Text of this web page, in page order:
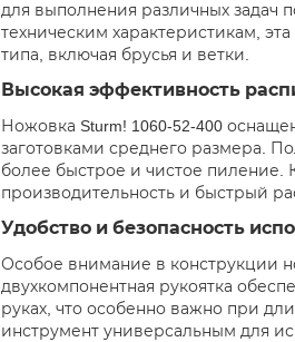
для выполнения различных задач
техническим характеристикам,
типа, включая брусья и ветки.
Высокая эффективность
Ножовка Sturm! 1060-52-400
заготовками среднего размера.
более быстрое и чистое пиление.
производительность и быстрый
Удобство и безопасность
Особое внимание в конструкции
двухкомпонентная рукоятка
руках, что особенно важно при
инструмент универсальным для